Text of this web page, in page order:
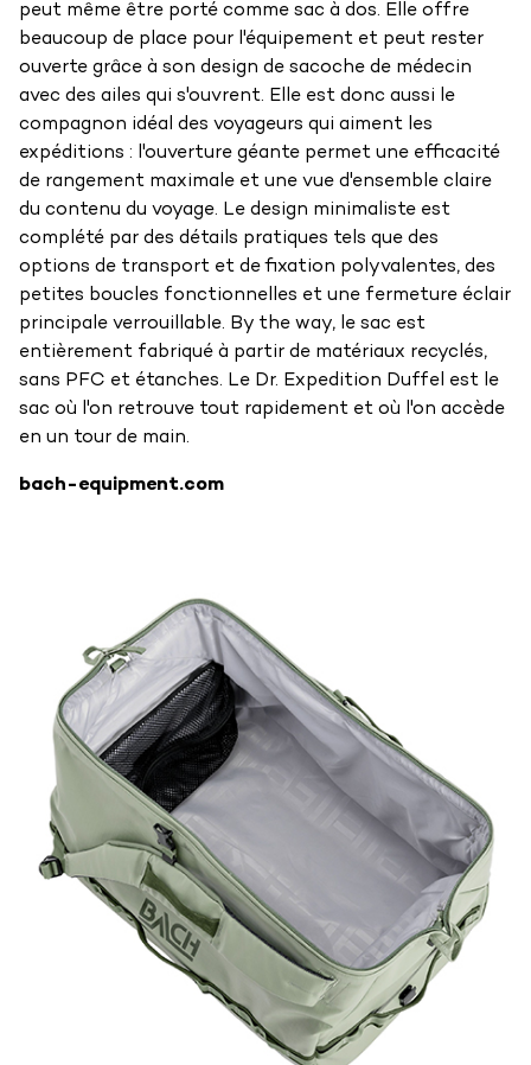
peut même être porté comme sac à dos. Elle offre
beaucoup de place pour l'équipement et peut rester
ouverte grâce à son design de sacoche de médecin
avec des ailes qui s'ouvrent. Elle est donc aussi le
compagnon idéal des voyageurs qui aiment les
expéditions : l'ouverture géante permet une efficacité
de rangement maximale et une vue d'ensemble claire
du contenu du voyage. Le design minimaliste est
complété par des détails pratiques tels que des
options de transport et de fixation polyvalentes, des
petites boucles fonctionnelles et une fermeture éclair
principale verrouillable. By the way, le sac est
entièrement fabriqué à partir de matériaux recyclés,
sans PFC et étanches. Le Dr. Expedition Duffel est le
sac où l'on retrouve tout rapidement et où l'on accède
en un tour de main.
bach-equipment.com